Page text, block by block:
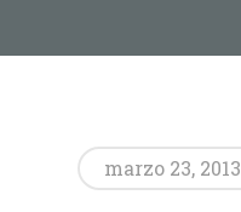
marzo 23, 2013